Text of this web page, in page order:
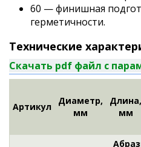
60 — финишная
герметичности.
Технические
Скачать pdf файл с
Артикул
Диаметр,
мм
Длина,
мм